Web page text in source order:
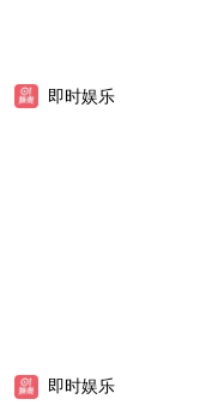
即时娱乐
即时娱乐